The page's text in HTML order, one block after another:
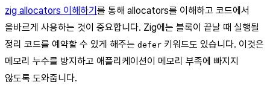
zig allocators 이해하기를 통해 allocators를 이해하고 코드에서
올바르게 사용하는 것이 중요합니다. Zig에는 블록이 끝날 때 실행될
정리 코드를 예약할 수 있게 해주는 defer 키워드도 있습니다. 이것은
메모리 누수를 방지하고 애플리케이션이 메모리 부족에 빠지지
않도록 도와줍니다.